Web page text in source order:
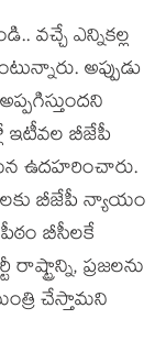
వ‌చ్చే ఎన్నిక‌ల్ల
అప్పుడు
ఇటీవ‌ల బీజేపీ
ఉద‌హ‌రించారు.
బీజేపీ న్యాయం
బీసీల‌కే
ప్ర‌జ‌ల‌ను
చేస్తామ‌ని